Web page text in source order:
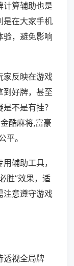
计算辅助也是
是在大家手机
验，避免影响
家反映在游戏
到好牌，甚至
不是有挂？
酷麻将,富豪
平。
辅助工具，
胜”效果，适
注意遵守游戏
透视全局牌